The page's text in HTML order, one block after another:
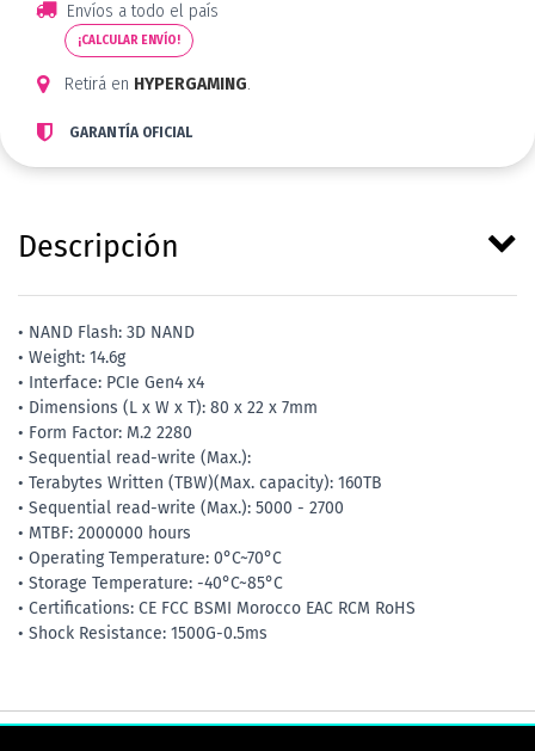
Envíos a todo el país
¡CALCULAR ENVÍO!
Retirá en HYPERGAMING.
GARANTÍA OFICIAL
Descripción
• NAND Flash: 3D NAND
• Weight: 14.6g
• Interface: PCIe Gen4 x4
• Dimensions (L x W x T): 80 x 22 x 7mm
• Form Factor: M.2 2280
• Sequential read-write (Max.):
• Terabytes Written (TBW)(Max. capacity): 160TB
• Sequential read-write (Max.): 5000 - 2700
• MTBF: 2000000 hours
• Operating Temperature: 0°C~70°C
• Storage Temperature: -40°C~85°C
• Certifications: CE FCC BSMI Morocco EAC RCM RoHS
• Shock Resistance: 1500G-0.5ms